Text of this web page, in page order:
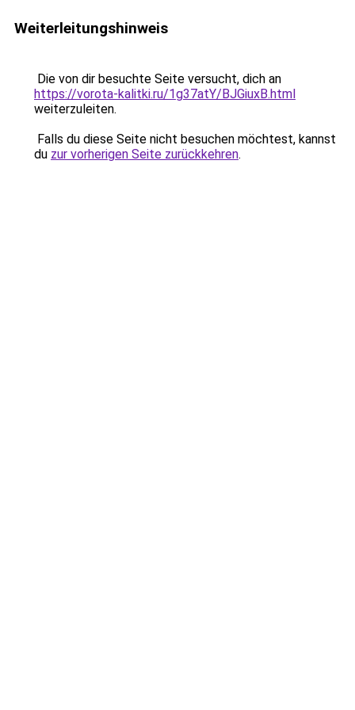
Weiterleitungshinweis
Die von dir besuchte Seite versucht, dich an
https://vorota-kalitki.ru/1g37atY/BJGiuxB.html
weiterzuleiten.
Falls du diese Seite nicht besuchen möchtest, kannst
du zur vorherigen Seite zurückkehren.